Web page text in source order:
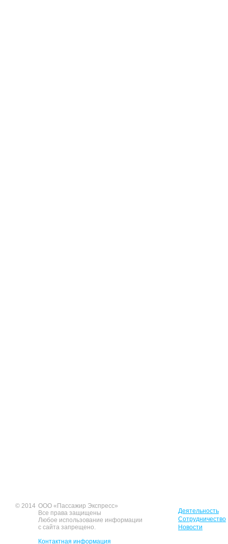
© 2014 ООО «Пассажир Экспресс»
Все права защищены
Любое использование информации
с сайта запрещено.
Контактная информация
Деятельность
Сотрудничество
Новости